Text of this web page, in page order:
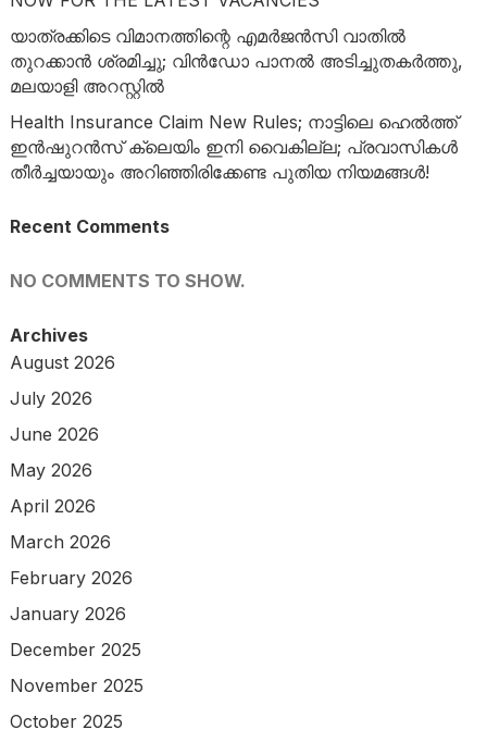
യാത്രക്കിടെ വിമാനത്തിന്റെ എമർജൻസി വാതിൽ
തുറക്കാൻ ശ്രമിച്ചു; വിൻഡോ പാനൽ അടിച്ചുതകർത്തു,
മലയാളി അറസ്റ്റിൽ
Health Insurance Claim New Rules; നാട്ടിലെ ഹെൽത്ത്
ഇൻഷുറൻസ് ക്ലെയിം ഇനി വൈകില്ല; പ്രവാസികൾ
തീർച്ചയായും അറിഞ്ഞിരിക്കേണ്ട പുതിയ നിയമങ്ങൾ!
Recent Comments
NO COMMENTS TO SHOW.
Archives
August 2026
July 2026
June 2026
May 2026
April 2026
March 2026
February 2026
January 2026
December 2025
November 2025
October 2025